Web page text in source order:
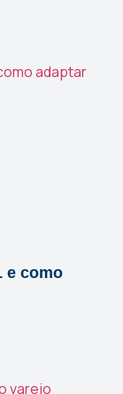
e como